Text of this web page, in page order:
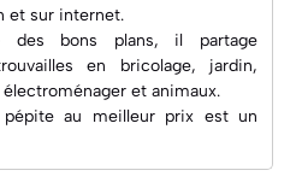
et sur internet.
des bons plans, il partage
en bricolage, jardin,
et animaux.
au meilleur prix est un